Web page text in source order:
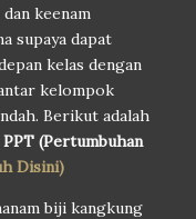
keenam
supaya dapat
kelas dengan
kelompok
Berikut adalah
(Pertumbuhan
Disini)
biji kangkung